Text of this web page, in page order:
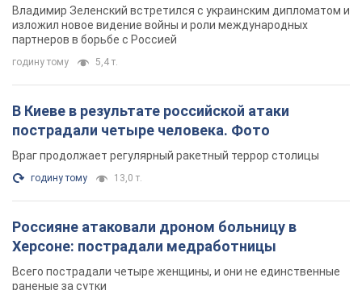
Россияне атаковали дроном больницу в
Херсоне: пострадали медработницы
Всего пострадали четыре женщины, и они не единственные